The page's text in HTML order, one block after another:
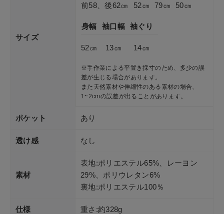
サイズ
前58、後62㎝ 52㎝ 79㎝ 50㎝
身幅
52㎝
袖口幅
13㎝
袖ぐり
14㎝
※手作業による平置き採寸のため、多少の誤
差が生じる場合があります。
また天然素材や伸縮性のある素材の場合、
1~2cmの誤差が出ることがあります。
ポケット あり
透け感 なし
素材
表地:ポリエステル65%、レーヨン
29%、ポリウレタン6%
裏地:ポリエステル100％
仕様 重さ:約328g